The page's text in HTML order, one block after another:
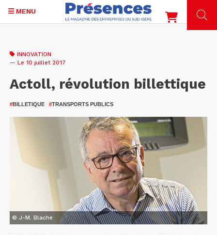
contenu
MENU
INNOVATION
— Le 10 juillet 2017
Actoll, révolution billettique
#BILLETIQUE #TRANSPORTS PUBLICS
© J-M. Blache